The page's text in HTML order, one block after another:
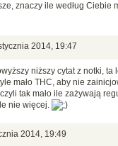
znaczy ile według Ciebie
2014, 19:47
niższy cytat z notki, ta
mało THC, aby nie
tak mało ile zażywają
nie więcej.
2014, 19:49